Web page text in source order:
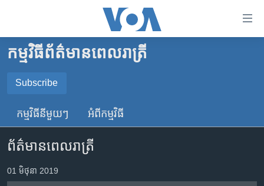
គេហទំព័រ​
ទាក់ទង
រំលង​
ទំព័រ​
ព័ត៌មាន​​
តែ​
ម្តង
កម្ពុជា
អន្តរជាតិ
ចិន
ហេឡូវីអូអេ
កម្ពុជាច្នៃប្រតិដ្ឋ
កម្មវិធី​ព័ត៌មាន​ពេលរាត្រី
Subscribe
SUBSCRIBE
YouTube Music
កម្មវិធី​នីមួយៗ អំពី​កម្មវិធី​
ព័ត៌មានពេលរាត្រី
01 មិថុនា 2019